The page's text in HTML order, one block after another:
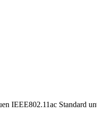
IEEE802.11ac Standard